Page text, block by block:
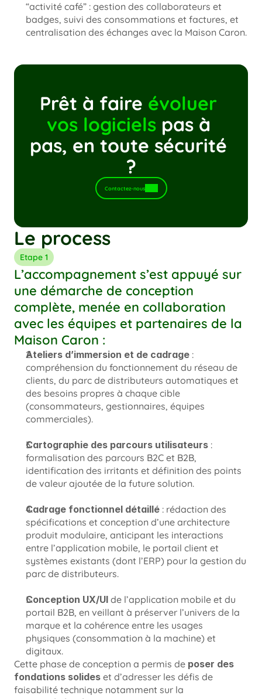
“activité café” : gestion des collaborateurs et
badges, suivi des consommations et factures, et
centralisation des échanges avec la Maison Caron.
Prêt à faire évoluer
vos logiciels pas à
pas, en toute sécurité
?
Contactez-nous
Le process
Etape 1
L’accompagnement s’est appuyé sur
une démarche de conception
complète, menée en collaboration
avec les équipes et partenaires de la
Maison Caron :
Ateliers d’immersion et de cadrage :
compréhension du fonctionnement du réseau de
clients, du parc de distributeurs automatiques et
des besoins propres à chaque cible
(consommateurs, gestionnaires, équipes
commerciales).
Cartographie des parcours utilisateurs :
formalisation des parcours B2C et B2B,
identification des irritants et définition des points
de valeur ajoutée de la future solution.
Cadrage fonctionnel détaillé : rédaction des
spécifications et conception d’une architecture
produit modulaire, anticipant les interactions
entre l’application mobile, le portail client et
systèmes existants (dont l’ERP) pour la gestion du
parc de distributeurs.
Conception UX/UI de l’application mobile et du
portail B2B, en veillant à préserver l’univers de la
marque et la cohérence entre les usages
physiques (consommation à la machine) et
digitaux.
Cette phase de conception a permis de poser des
fondations solides et d’adresser les défis de